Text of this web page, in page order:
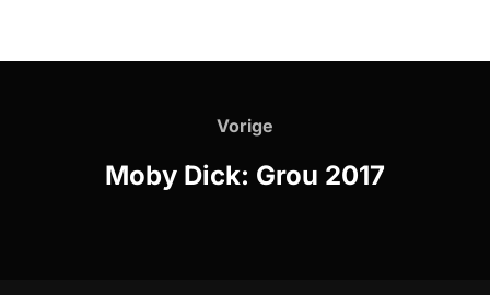
Vorige
Vorige
Moby Dick: Grou 2017